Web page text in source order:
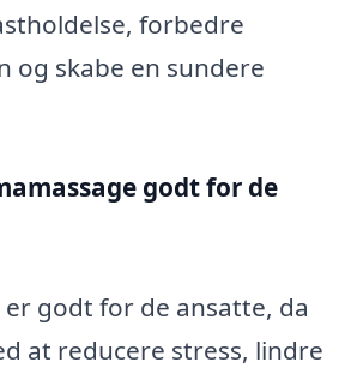
forbedre
og skabe en sundere
godt for de
er godt for de ansatte, da
at reducere stress, lindre